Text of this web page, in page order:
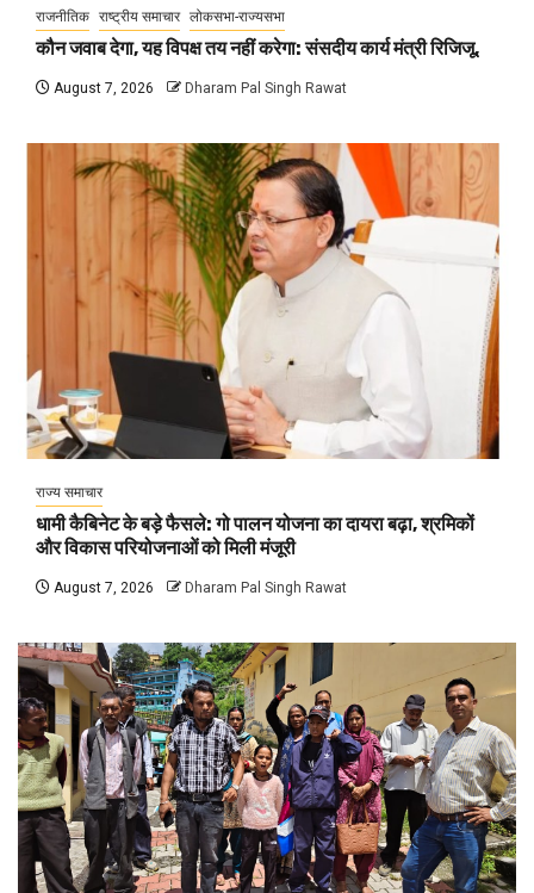
राजनीतिक राष्ट्रीय समाचार लोकसभा-राज्यसभा
कौन जवाब देगा, यह विपक्ष तय नहीं करेगा: संसदीय कार्य मंत्री रिजिजू,
August 7, 2026 Dharam Pal Singh Rawat
राज्य समाचार
धामी कैबिनेट के बड़े फैसले: गो पालन योजना का दायरा बढ़ा, श्रमिकों
और विकास परियोजनाओं को मिली मंजूरी
August 7, 2026 Dharam Pal Singh Rawat